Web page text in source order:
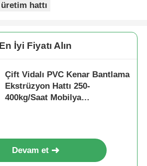
hattı
En İyi Fiyatı Alın
Çift Vidalı PVC Kenar Bantlama
Ekstrüzyon Hattı 250-
400kg/Saat Mobilya
Devam et